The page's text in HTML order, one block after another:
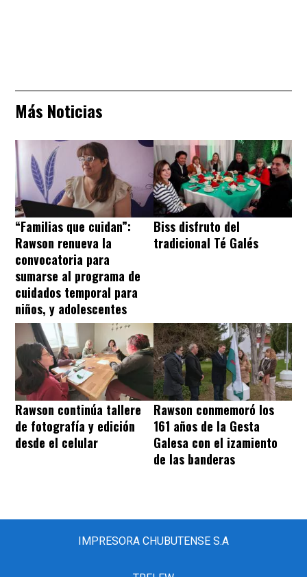
Más Noticias
“Familias que cuidan”:
Rawson renueva la
convocatoria para
sumarse al programa de
cuidados temporal para
niños, y adolescentes
Biss disfruto del
tradicional Té Galés
Rawson continúa tallere
de fotografía y edición
desde el celular
Rawson conmemoró los
161 años de la Gesta
Galesa con el izamiento
de las banderas
IMPRESORA CHUBUTENSE S.A